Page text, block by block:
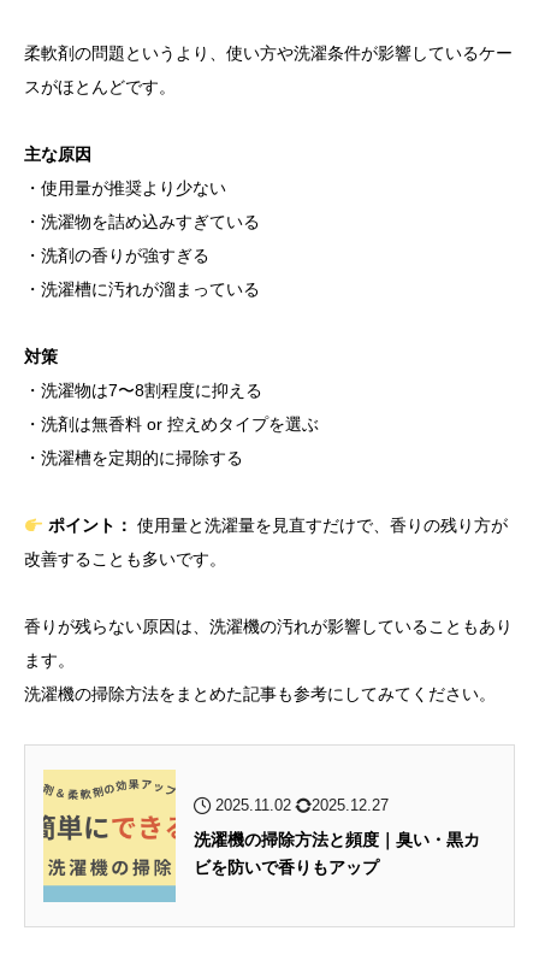
柔軟剤の問題というより、使い方や洗濯条件が影響しているケー
スがほとんどです。
主な原因
・使用量が推奨より少ない
・洗濯物を詰め込みすぎている
・洗剤の香りが強すぎる
・洗濯槽に汚れが溜まっている
対策
・洗濯物は7〜8割程度に抑える
・洗剤は無香料 or 控えめタイプを選ぶ
・洗濯槽を定期的に掃除する
ポイント： 使用量と洗濯量を見直すだけで、香りの残り方が
改善することも多いです。
香りが残らない原因は、洗濯機の汚れが影響していることもあり
ます。
洗濯機の掃除方法をまとめた記事も参考にしてみてください。
2025.11.02 2025.12.27
洗濯機の掃除方法と頻度｜臭い・黒カ
ビを防いで香りもアップ